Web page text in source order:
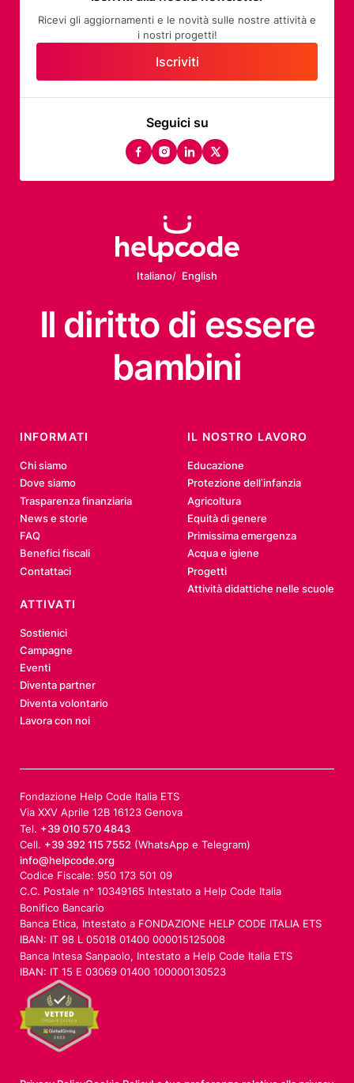
Seguici su
facebook
instagram
linkedin
twitter
Ricevi gli aggiornamenti e le novità sulle nostre attività e
i nostri progetti!
Iscriviti
Italiano English
Il diritto di essere
bambini
INFORMATI
Chi siamo
Dove siamo
Trasparenza finanziaria
News e storie
FAQ
Benefici fiscali
Contattaci
IL NOSTRO LAVORO
Educazione
Protezione dell’infanzia
Agricoltura
Equità di genere
Primissima emergenza
Acqua e igiene
Progetti
Attività didattiche nelle scuole
ATTIVATI
Sostienici
Campagne
Eventi
Diventa partner
Diventa volontario
Lavora con noi
Fondazione Help Code Italia ETS
Via XXV Aprile 12B 16123 Genova
Tel. +39 010 570 4843
Cell. +39 392 115 7552 (WhatsApp e Telegram)
info@helpcode.org
Codice Fiscale: 950 173 501 09
C.C. Postale n° 10349165 Intestato a Help Code Italia
Bonifico Bancario
Banca Etica, Intestato a FONDAZIONE HELP CODE ITALIA ETS
IBAN: IT 98 L 05018 01400 000015125008
Banca Intesa Sanpaolo, Intestato a Help Code Italia ETS
IBAN: IT 15 E 03069 01400 100000130523